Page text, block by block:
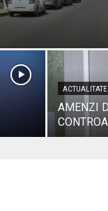
ACTUALITATE
AMENZI